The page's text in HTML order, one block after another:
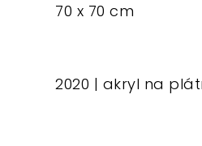
70 x 70 cm
2020 | akryl na